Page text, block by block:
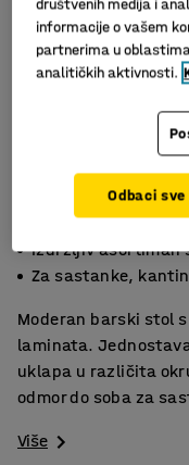
Moderan i
Izdržljiv asortiman
Za sastanke,
Moderan barski stol
laminata.
uklapa u različita
odmor do soba za
Više
društvenih medija i
informacije o vašem
partnerima u
analitičkih aktivnosti.
Odbaci sve